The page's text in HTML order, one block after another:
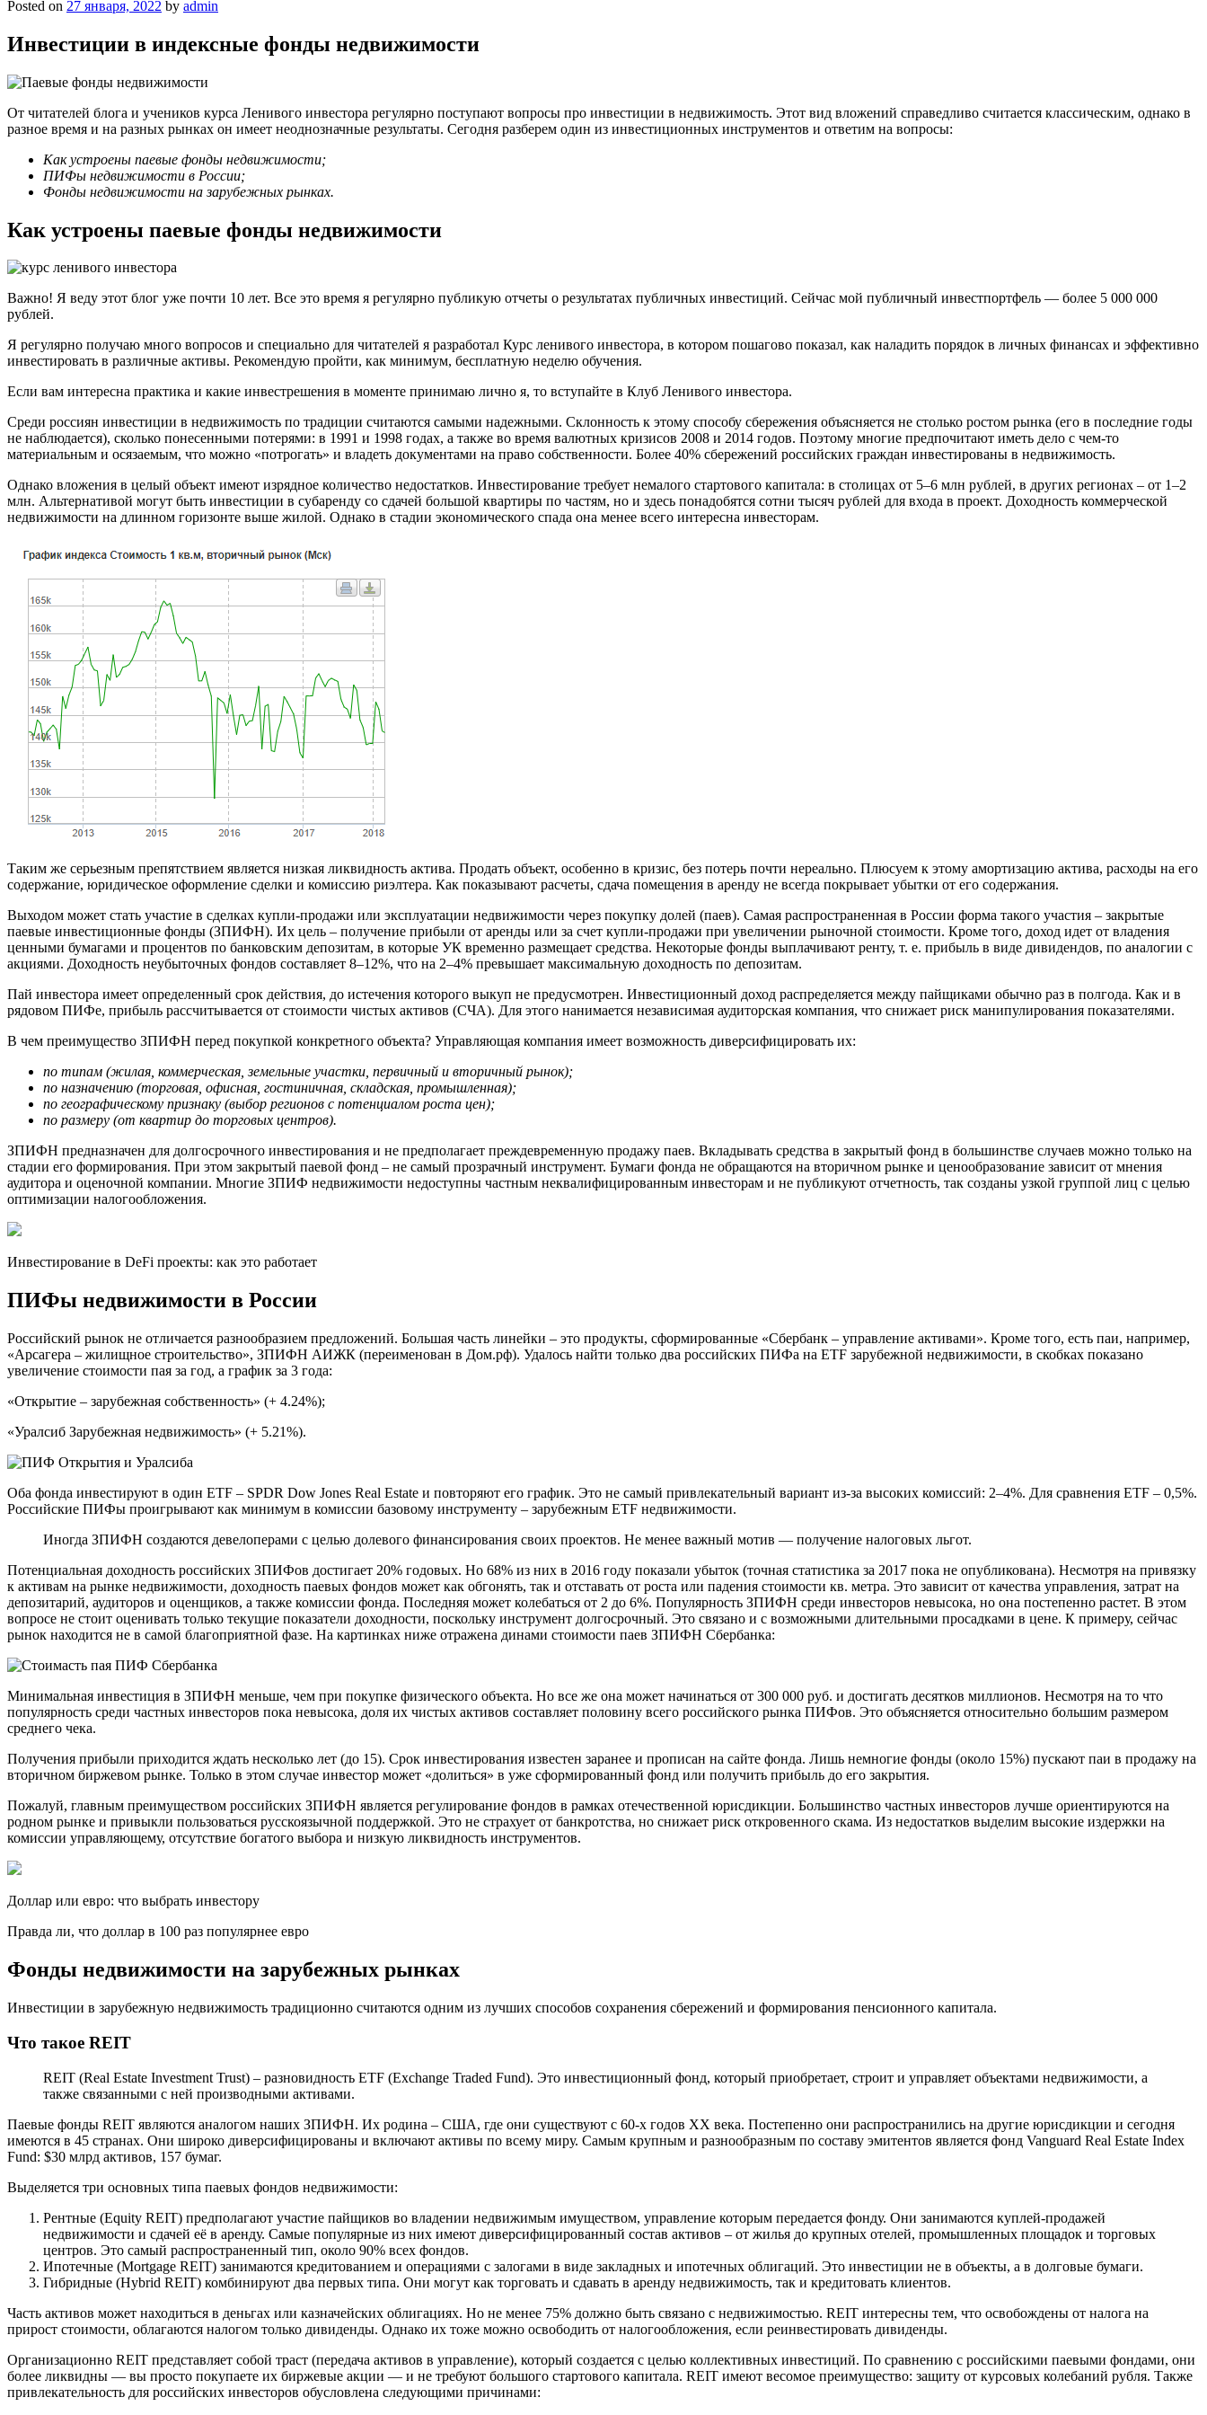
Posted on 27 января, 2022 by admin
Инвестиции в индексные фонды недвижимости
От читателей блога и учеников курса Ленивого инвестора регулярно поступают вопросы про инвестиции в недвижимость. Этот вид вложений справедливо считается классическим, однако в
разное время и на разных рынках он имеет неоднозначные результаты. Сегодня разберем один из инвестиционных инструментов и ответим на вопросы:
Как устроены паевые фонды недвижимости;
ПИФы недвижимости в России;
Фонды недвижимости на зарубежных рынках.
Как устроены паевые фонды недвижимости
Важно! Я веду этот блог уже почти 10 лет. Все это время я регулярно публикую отчеты о результатах публичных инвестиций. Сейчас мой публичный инвестпортфель — более 5 000 000
рублей.
Я регулярно получаю много вопросов и специально для читателей я разработал Курс ленивого инвестора, в котором пошагово показал, как наладить порядок в личных финансах и эффективно
инвестировать в различные активы. Рекомендую пройти, как минимум, бесплатную неделю обучения.
Если вам интересна практика и какие инвестрешения в моменте принимаю лично я, то вступайте в Клуб Ленивого инвестора.
Среди россиян инвестиции в недвижимость по традиции считаются самыми надежными. Склонность к этому способу сбережения объясняется не столько ростом рынка (его в последние годы
не наблюдается), сколько понесенными потерями: в 1991 и 1998 годах, а также во время валютных кризисов 2008 и 2014 годов. Поэтому многие предпочитают иметь дело с чем-то
материальным и осязаемым, что можно «потрогать» и владеть документами на право собственности. Более 40% сбережений российских граждан инвестированы в недвижимость.
Однако вложения в целый объект имеют изрядное количество недостатков. Инвестирование требует немалого стартового капитала: в столицах от 5–6 млн рублей, в других регионах – от 1–2
млн. Альтернативой могут быть инвестиции в субаренду со сдачей большой квартиры по частям, но и здесь понадобятся сотни тысяч рублей для входа в проект. Доходность коммерческой
недвижимости на длинном горизонте выше жилой. Однако в стадии экономического спада она менее всего интересна инвесторам.
Таким же серьезным препятствием является низкая ликвидность актива. Продать объект, особенно в кризис, без потерь почти нереально. Плюсуем к этому амортизацию актива, расходы на его
содержание, юридическое оформление сделки и комиссию риэлтера. Как показывают расчеты, сдача помещения в аренду не всегда покрывает убытки от его содержания.
Выходом может стать участие в сделках купли-продажи или эксплуатации недвижимости через покупку долей (паев). Самая распространенная в России форма такого участия – закрытые
паевые инвестиционные фонды (ЗПИФН). Их цель – получение прибыли от аренды или за счет купли-продажи при увеличении рыночной стоимости. Кроме того, доход идет от владения
ценными бумагами и процентов по банковским депозитам, в которые УК временно размещает средства. Некоторые фонды выплачивают ренту, т. е. прибыль в виде дивидендов, по аналогии с
акциями. Доходность неубыточных фондов составляет 8–12%, что на 2–4% превышает максимальную доходность по депозитам.
Пай инвестора имеет определенный срок действия, до истечения которого выкуп не предусмотрен. Инвестиционный доход распределяется между пайщиками обычно раз в полгода. Как и в
рядовом ПИФе, прибыль рассчитывается от стоимости чистых активов (СЧА). Для этого нанимается независимая аудиторская компания, что снижает риск манипулирования показателями.
В чем преимущество ЗПИФН перед покупкой конкретного объекта? Управляющая компания имеет возможность диверсифицировать их:
по типам (жилая, коммерческая, земельные участки, первичный и вторичный рынок);
по назначению (торговая, офисная, гостиничная, складская, промышленная);
по географическому признаку (выбор регионов с потенциалом роста цен);
по размеру (от квартир до торговых центров).
ЗПИФН предназначен для долгосрочного инвестирования и не предполагает преждевременную продажу паев. Вкладывать средства в закрытый фонд в большинстве случаев можно только на
стадии его формирования. При этом закрытый паевой фонд – не самый прозрачный инструмент. Бумаги фонда не обращаются на вторичном рынке и ценообразование зависит от мнения
аудитора и оценочной компании. Многие ЗПИФ недвижимости недоступны частным неквалифицированным инвесторам и не публикуют отчетность, так созданы узкой группой лиц с целью
оптимизации налогообложения.
Инвестирование в DeFi проекты: как это работает
ПИФы недвижимости в России
Российский рынок не отличается разнообразием предложений. Большая часть линейки – это продукты, сформированные «Сбербанк – управление активами». Кроме того, есть паи, например,
«Арсагера – жилищное строительство», ЗПИФН АИЖК (переименован в Дом.рф). Удалось найти только два российских ПИФа на ETF зарубежной недвижимости, в скобках показано
увеличение стоимости пая за год, а график за 3 года:
«Открытие – зарубежная собственность» (+ 4.24%);
«Уралсиб Зарубежная недвижимость» (+ 5.21%).
Оба фонда инвестируют в один ETF – SPDR Dow Jones Real Estate и повторяют его график. Это не самый привлекательный вариант из-за высоких комиссий: 2–4%. Для сравнения ETF – 0,5%.
Российские ПИФы проигрывают как минимум в комиссии базовому инструменту – зарубежным ETF недвижимости.
Иногда ЗПИФН создаются девелоперами с целью долевого финансирования своих проектов. Не менее важный мотив — получение налоговых льгот.
Потенциальная доходность российских ЗПИФов достигает 20% годовых. Но 68% из них в 2016 году показали убыток (точная статистика за 2017 пока не опубликована). Несмотря на привязку
к активам на рынке недвижимости, доходность паевых фондов может как обгонять, так и отставать от роста или падения стоимости кв. метра. Это зависит от качества управления, затрат на
депозитарий, аудиторов и оценщиков, а также комиссии фонда. Последняя может колебаться от 2 до 6%. Популярность ЗПИФН среди инвесторов невысока, но она постепенно растет. В этом
вопросе не стоит оценивать только текущие показатели доходности, поскольку инструмент долгосрочный. Это связано и с возможными длительными просадками в цене. К примеру, сейчас
рынок находится не в самой благоприятной фазе. На картинках ниже отражена динами стоимости паев ЗПИФН Сбербанка:
Минимальная инвестиция в ЗПИФН меньше, чем при покупке физического объекта. Но все же она может начинаться от 300 000 руб. и достигать десятков миллионов. Несмотря на то что
популярность среди частных инвесторов пока невысока, доля их чистых активов составляет половину всего российского рынка ПИФов. Это объясняется относительно большим размером
среднего чека.
Получения прибыли приходится ждать несколько лет (до 15). Срок инвестирования известен заранее и прописан на сайте фонда. Лишь немногие фонды (около 15%) пускают паи в продажу на
вторичном биржевом рынке. Только в этом случае инвестор может «долиться» в уже сформированный фонд или получить прибыль до его закрытия.
Пожалуй, главным преимуществом российских ЗПИФН является регулирование фондов в рамках отечественной юрисдикции. Большинство частных инвесторов лучше ориентируются на
родном рынке и привыкли пользоваться русскоязычной поддержкой. Это не страхует от банкротства, но снижает риск откровенного скама. Из недостатков выделим высокие издержки на
комиссии управляющему, отсутствие богатого выбора и низкую ликвидность инструментов.
Доллар или евро: что выбрать инвестору
Правда ли, что доллар в 100 раз популярнее евро
Фонды недвижимости на зарубежных рынках
Инвестиции в зарубежную недвижимость традиционно считаются одним из лучших способов сохранения сбережений и формирования пенсионного капитала.
Что такое REIT
REIT (Real Estate Investment Trust) – разновидность ETF (Exchange Traded Fund). Это инвестиционный фонд, который приобретает, строит и управляет объектами недвижимости, а
также связанными с ней производными активами.
Паевые фонды REIT являются аналогом наших ЗПИФН. Их родина – США, где они существуют с 60-х годов ХХ века. Постепенно они распространились на другие юрисдикции и сегодня
имеются в 45 странах. Они широко диверсифицированы и включают активы по всему миру. Самым крупным и разнообразным по составу эмитентов является фонд Vanguard Real Estate Index
Fund: $30 млрд активов, 157 бумаг.
Выделяется три основных типа паевых фондов недвижимости:
Рентные (Equity REIT) предполагают участие пайщиков во владении недвижимым имуществом, управление которым передается фонду. Они занимаются куплей-продажей
недвижимости и сдачей её в аренду. Самые популярные из них имеют диверсифицированный состав активов – от жилья до крупных отелей, промышленных площадок и торговых
центров. Это самый распространенный тип, около 90% всех фондов.
Ипотечные (Mortgage REIT) занимаются кредитованием и операциями с залогами в виде закладных и ипотечных облигаций. Это инвестиции не в объекты, а в долговые бумаги.
Гибридные (Hybrid REIT) комбинируют два первых типа. Они могут как торговать и сдавать в аренду недвижимость, так и кредитовать клиентов.
Часть активов может находиться в деньгах или казначейских облигациях. Но не менее 75% должно быть связано с недвижимостью. REIT интересны тем, что освобождены от налога на
прирост стоимости, облагаются налогом только дивиденды. Однако их тоже можно освободить от налогообложения, если реинвестировать дивиденды.
Организационно REIT представляет собой траст (передача активов в управление), который создается с целью коллективных инвестиций. По сравнению с российскими паевыми фондами, они
более ликвидны — вы просто покупаете их биржевые акции — и не требуют большого стартового капитала. REIT имеют весомое преимущество: защиту от курсовых колебаний рубля. Также
привлекательность для российских инвесторов обусловлена следующими причинами: